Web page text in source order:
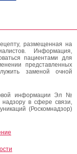
размещенная на
Информация,
пациентами для
представленных
заменой очной
информации Эл №
в сфере связи,
(Роскомнадзор)